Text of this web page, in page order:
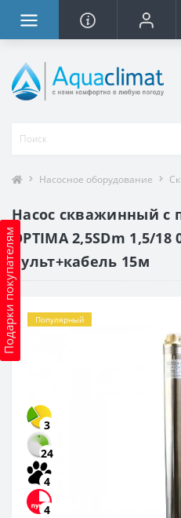
Подарки покупателям
Насосное оборудование
Насос скважинный с
OPTIMA 2,5SDm 1,5/18
пульт+кабель 15м
Популярный
3
24
4
4